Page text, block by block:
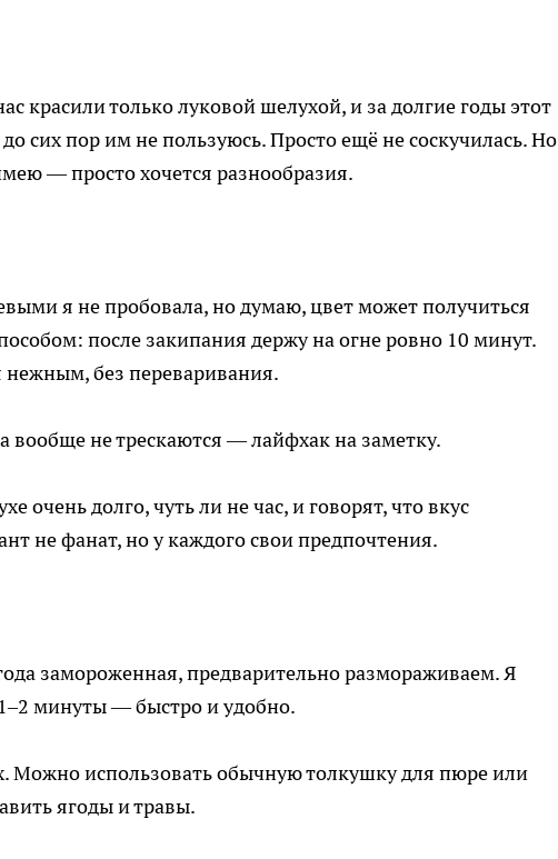
красили только луковой шелухой, и за долгие годы этот
сих пор им не пользуюсь. Просто ещё не соскучилась. Но
— просто хочется разнообразия.
я не пробовала, но думаю, цвет может получиться
после закипания держу на огне ровно 10 минут.
нежным, без переваривания.
вообще не трескаются — лайфхак на заметку.
очень долго, чуть ли не час, и говорят, что вкус
не фанат, но у каждого свои предпочтения.
замороженная, предварительно размораживаем. Я
минуты — быстро и удобно.
Можно использовать обычную толкушку для пюре или
ягоды и травы.